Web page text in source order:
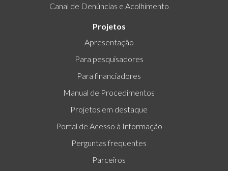
Canal de Denúncias e Acolhimento
Projetos
Apresentação
Para pesquisadores
Para financiadores
Manual de Procedimentos
Projetos em destaque
Portal de Acesso à Informação
Perguntas frequentes
Parceiros